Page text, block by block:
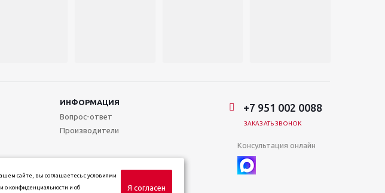
ИНФОРМАЦИЯ
Вопрос-ответ
Производители
+7 951 002 0088
ЗАКАЗАТЬ ЗВОНОК
Консультация онлайн
сайте, вы соглашаетесь с условиями
о конфиденциальности и об
Я согласен